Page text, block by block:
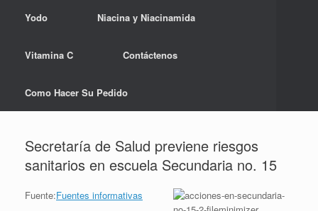
Yodo Niacina y Niacinamida
Vitamina C Contáctenos
Como Hacer Su Pedido
Secretaría de Salud previene riesgos
sanitarios en escuela Secundaria no. 15
Fuente:Fuentes informativas